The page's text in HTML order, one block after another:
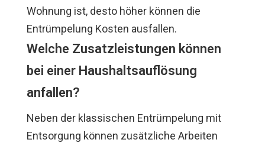
Wohnung ist, desto höher können die
Entrümpelung Kosten ausfallen.
Welche Zusatzleistungen können
bei einer Haushaltsauflösung
anfallen?
Neben der klassischen Entrümpelung mit
Entsorgung können zusätzliche Arbeiten